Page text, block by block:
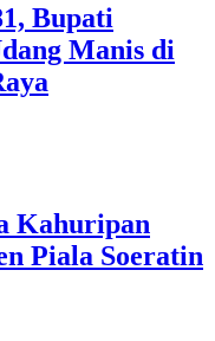
Bupati
Manis di
Kahuripan
Piala Soeratin